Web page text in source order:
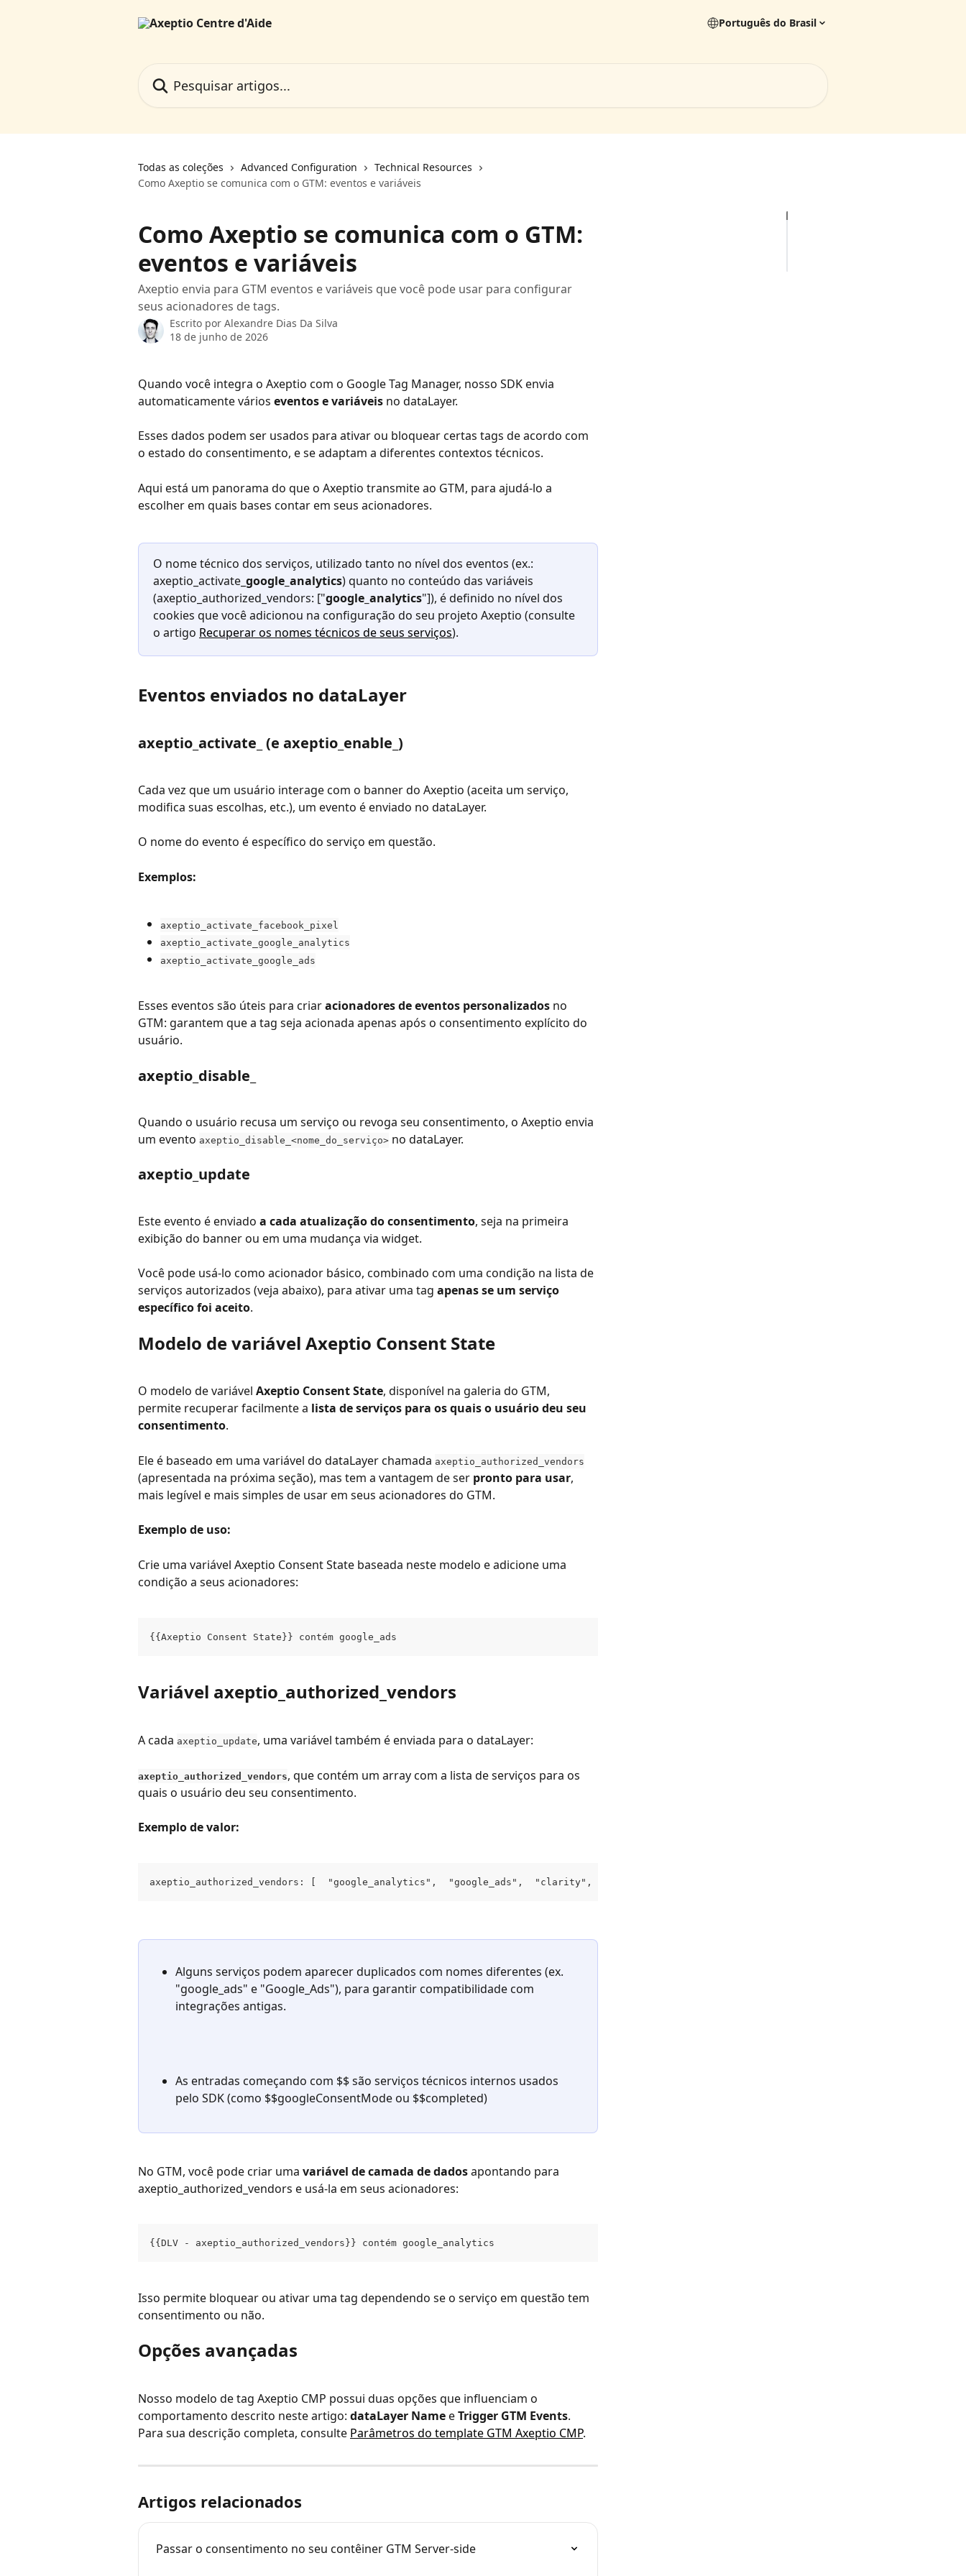
Português do Brasil
Todas as coleções Advanced Configuration
Technical Resources
Como Axeptio se comunica com o GTM: eventos e variáveis
Como Axeptio se comunica com o GTM:
eventos e variáveis
Axeptio envia para GTM eventos e variáveis que você pode usar para configurar
seus acionadores de tags.
Escrito por Alexandre Dias Da Silva
18 de junho de 2026
Quando você integra o Axeptio com o Google Tag Manager, nosso SDK envia
automaticamente vários eventos e variáveis no dataLayer.
Esses dados podem ser usados para ativar ou bloquear certas tags de acordo com
o estado do consentimento, e se adaptam a diferentes contextos técnicos.
Aqui está um panorama do que o Axeptio transmite ao GTM, para ajudá-lo a
escolher em quais bases contar em seus acionadores.
O nome técnico dos serviços, utilizado tanto no nível dos eventos (ex.:
axeptio_activate_ google_analytics) quanto no conteúdo das variáveis
(axeptio_authorized_vendors: ["google_analytics"]), é definido no nível dos
cookies que você adicionou na configuração do seu projeto Axeptio (consulte
o artigo Recuperar os nomes técnicos de seus serviços).
Eventos enviados no dataLayer
axeptio_activate_ (e axeptio_enable_)
Cada vez que um usuário interage com o banner do Axeptio (aceita um serviço,
modifica suas escolhas, etc.), um evento é enviado no dataLayer.
O nome do evento é específico do serviço em questão.
Exemplos:
axeptio_activate_facebook_pixel
axeptio_activate_google_analytics
axeptio_activate_google_ads
Esses eventos são úteis para criar acionadores de eventos personalizados no
GTM: garantem que a tag seja acionada apenas após o consentimento explícito do
usuário.
axeptio_disable_
Quando o usuário recusa um serviço ou revoga seu consentimento, o Axeptio envia
um evento axeptio_disable_<nome_do_serviço> no dataLayer.
axeptio_update
Este evento é enviado a cada atualização do consentimento, seja na primeira
exibição do banner ou em uma mudança via widget.
Você pode usá-lo como acionador básico, combinado com uma condição na lista de
serviços autorizados (veja abaixo), para ativar uma tag apenas se um serviço
específico foi aceito.
Modelo de variável Axeptio Consent State
O modelo de variável Axeptio Consent State, disponível na galeria do GTM,
permite recuperar facilmente a lista de serviços para os quais o usuário deu seu
consentimento.
Ele é baseado em uma variável do dataLayer chamada axeptio_authorized_vendors
(apresentada na próxima seção), mas tem a vantagem de ser pronto para usar,
mais legível e mais simples de usar em seus acionadores do GTM.
Exemplo de uso:
Crie uma variável Axeptio Consent State baseada neste modelo e adicione uma
condição a seus acionadores:
{{Axeptio Consent State}} contém google_ads
Variável axeptio_authorized_vendors
A cada axeptio_update, uma variável também é enviada para o dataLayer:
axeptio_authorized_vendors, que contém um array com a lista de serviços para os
quais o usuário deu seu consentimento.
Exemplo de valor:
axeptio_authorized_vendors: [  "google_analytics",  "google_ads",  "clarity",  "facebook_pixel",  "mailchimp",  "hubspot",  "youtube",
Alguns serviços podem aparecer duplicados com nomes diferentes (ex.
"google_ads" e "Google_Ads"), para garantir compatibilidade com
integrações antigas.
As entradas começando com $$ são serviços técnicos internos usados
pelo SDK (como $$googleConsentMode ou $$completed)
No GTM, você pode criar uma variável de camada de dados apontando para
axeptio_authorized_vendors e usá-la em seus acionadores:
{{DLV - axeptio_authorized_vendors}} contém google_analytics
Isso permite bloquear ou ativar uma tag dependendo se o serviço em questão tem
consentimento ou não.
Opções avançadas
Nosso modelo de tag Axeptio CMP possui duas opções que influenciam o
comportamento descrito neste artigo: dataLayer Name e Trigger GTM Events.
Para sua descrição completa, consulte Parâmetros do template GTM Axeptio CMP.
Artigos relacionados
Passar o consentimento no seu contêiner GTM Server-side